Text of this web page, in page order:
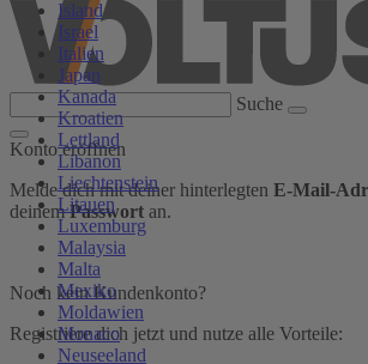
Island
Israel
Italien
Japan
Kanada
Kroatien
Lettland
Libanon
Liechtenstein
Litauen
Luxemburg
Malaysia
Malta
Mexiko
Moldawien
Monaco
Neuseeland
Suche
Konto eröffnen
Melde dich mit deiner hinterlegten E-Mail-
deinemPasswort an.
Noch kein Kundenkonto?
Registriere dich jetzt und nutze alle Vorteile: